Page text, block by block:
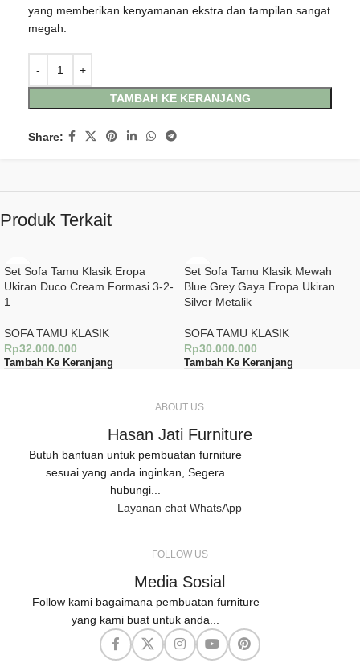
yang memberikan kenyamanan ekstra dan tampilan sangat
megah.
TAMBAH KE KERANJANG
Share:
Produk Terkait
Set Sofa Tamu Klasik Eropa
Ukiran Duco Cream Formasi 3-2-
1
SOFA TAMU KLASIK
Rp32.000.000
Tambah Ke Keranjang
Set Sofa Tamu Klasik Mewah
Blue Grey Gaya Eropa Ukiran
Silver Metalik
SOFA TAMU KLASIK
Rp30.000.000
Tambah Ke Keranjang
ABOUT US
Hasan Jati Furniture
Butuh bantuan untuk pembuatan furniture
sesuai yang anda inginkan, Segera
hubungi...
Layanan chat WhatsApp
FOLLOW US
Media Sosial
Follow kami bagaimana pembuatan furniture
yang kami buat untuk anda...